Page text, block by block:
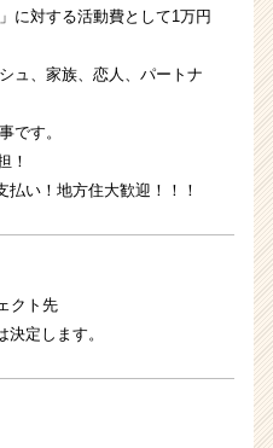
対する活動費として1万円
、家族、恋人、パートナ
す。
！
い！地方住大歓迎！！！
クト先
定します。